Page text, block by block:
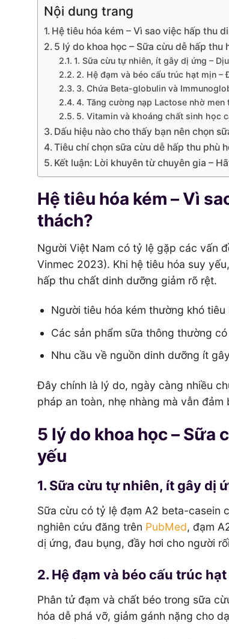
Nội dung trang
Hệ tiêu hóa kém – Vì sao việc hấp thu
5 lý do khoa học – Sữa cừu dễ hấp thu
1. Sữa cừu tự nhiên, ít gây dị ứng –
2. Hệ đạm và béo cấu trúc hạt mịn –
3. Chứa Beta-globulin và
4. Tăng cường nạp Lactose nhờ
5. Vitamin và khoáng chất sinh học
Dấu hiệu nào cho thấy bạn nên chọn
Tiêu chí chọn sữa cừu dễ hấp thu phù
Kết luận: Lời khuyên từ chuyên gia –
Hệ tiêu hóa kém – Vì
thách?
Người Việt Nam có tỷ lệ gặp các vấn
Vinmec 2023). Khi hệ tiêu hóa suy
hấp thu chất dinh dưỡng giảm rõ rệt.
Người tiêu hóa kém thường khó
Các sản phẩm sữa thông thường
Nhu cầu về nguồn dinh dưỡng ít
Đây chính là lý do, ngày càng nhiều
pháp an toàn, nhẹ nhàng mà vẫn đảm
5 lý do khoa học – Sữa
yếu
1. Sữa cừu tự nhiên, ít gây dị
Sữa cừu có tỷ lệ đạm A2 beta-casein
nghiên cứu đăng trên PubMed, đạm
dị ứng, đau bụng, đầy hơi cho người
2. Hệ đạm và béo cấu trúc
Phân tử đạm và chất béo trong sữa
hóa dễ phá vỡ, giảm gánh nặng cho